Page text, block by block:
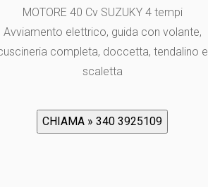
MOTORE 40 Cv SUZUKY 4 tempi
Avviamento elettrico, guida con volante,
completa, doccetta, tendalino e
scaletta
CHIAMA » 340 3925109